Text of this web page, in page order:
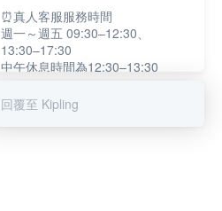
⏰真人客服服務時間
週一～週五 09:30–12:30、
13:30–17:30
中午休息時間為12:30–13:30
提醒您：系統會自動已讀訊息，如
回覆至 Kipling